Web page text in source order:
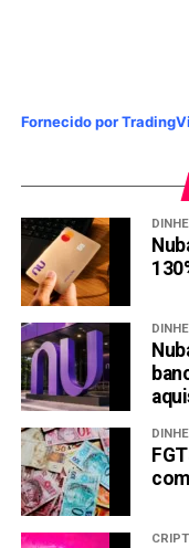
Fornecido por